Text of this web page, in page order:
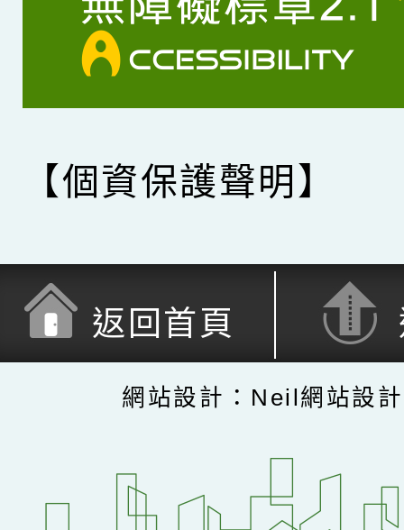
【個資保護聲明】
返回首頁
網站設計：Neil網站設